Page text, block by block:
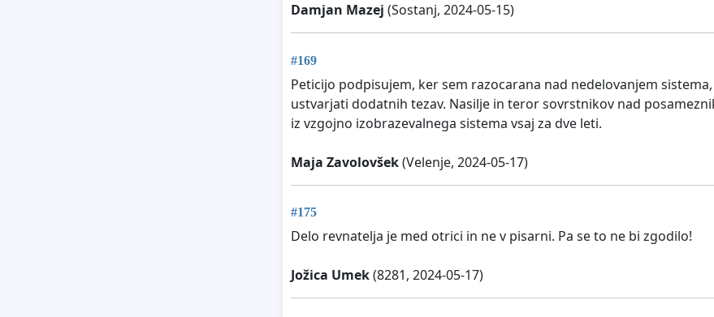
Damjan Mazej (Sostanj, 2024-05-15)
#169
Peticijo podpisujem, ker sem razocarana nad nedelovanjem
ustvarjati dodatnih tezav. Nasilje in teror sovrstnikov nad
iz vzgojno izobrazevalnega sistema vsaj za dve leti.
Maja Zavolovšek(Velenje, 2024-05-17)
#175
Delo revnatelja je med otrici in ne v pisarni. Pa se to ne bi zgodilo!
Jožica Umek(8281, 2024-05-17)